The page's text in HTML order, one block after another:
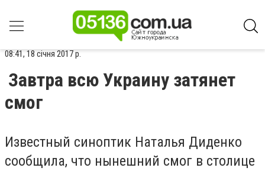
08:41, 18 січня 2017 р.
Завтра всю Украину затянет
смог
Известный синоптик Наталья Диденко
сообщила, что нынешний смог в столице